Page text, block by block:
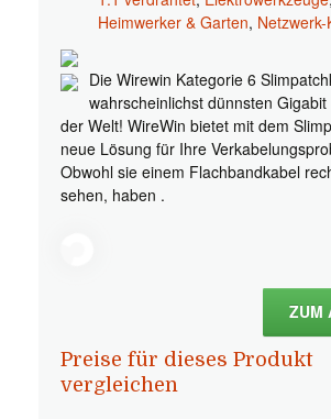
Heimwerker & Garten,
Die Wirewin Kategorie 6
wahrscheinlichst dünnsten
der Welt! WireWin bietet mit dem
neue Lösung für Ihre
Obwohl sie einem Flachbandkabel
sehen, haben .
ZUM
Preise für dieses Produkt
vergleichen